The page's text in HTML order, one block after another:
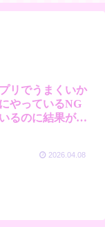
リでうまくいか
やっているNG
るのに結果が出
2026.04.08